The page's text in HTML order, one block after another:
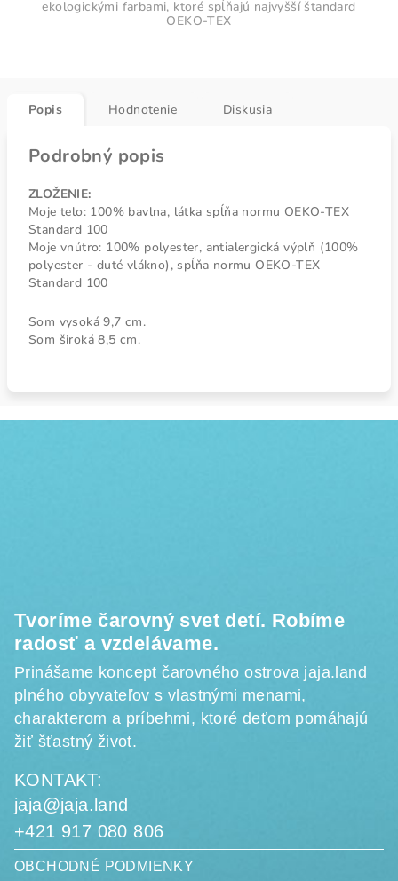
ekologickými farbami, ktoré spĺňajú najvyšší štandard
OEKO-TEX
Popis Hodnotenie Diskusia
Podrobný popis
ZLOŽENIE:
Moje telo: 100% bavlna, látka spĺňa normu OEKO-TEX
Standard 100
Moje vnútro: 100% polyester, antialergická výplň (100%
polyester - duté vlákno), spĺňa normu OEKO-TEX
Standard 100
Som vysoká 9,7 cm.
Som široká 8,5 cm.
Tvoríme čarovný svet detí. Robíme
radosť a vzdelávame.
Prinášame koncept čarovného ostrova jaja.land
plného obyvateľov s vlastnými menami,
charakterom a príbehmi, ktoré deťom pomáhajú
žiť šťastný život.
KONTAKT:
jaja@jaja.land
+421 917 080 806
OBCHODNÉ PODMIENKY